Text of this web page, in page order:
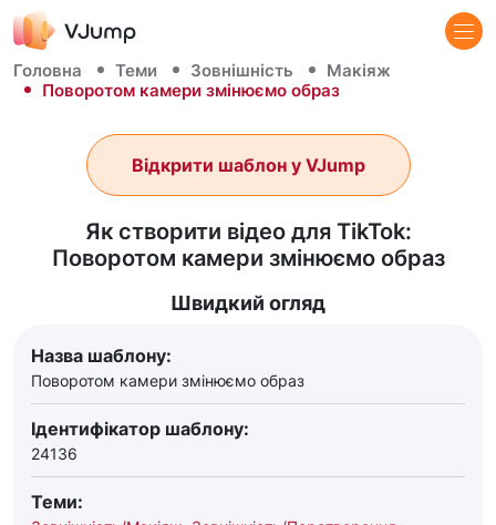
Головна Теми Зовнішність
Макіяж
Поворотом камери змінюємо образ
Як створити відео для TikTok:
Поворотом камери змінюємо образ
Відкрити шаблон у VJump
Швидкий огляд
Назва шаблону:
Поворотом камери змінюємо образ
Ідентифікатор шаблону:
24136
Теми: